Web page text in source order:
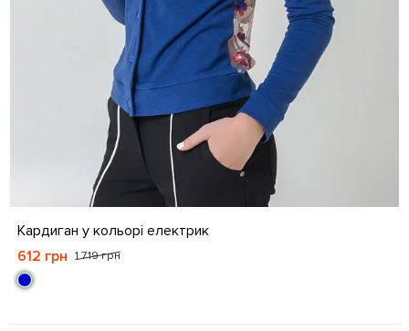
S M L XL
Кардиган у кольорі електрик
1 719 грн
612 грн